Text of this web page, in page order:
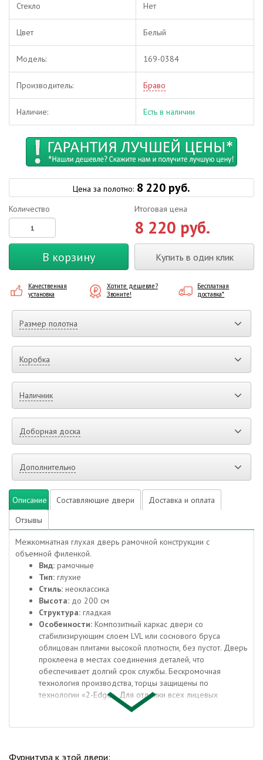
Стекло Нет
Цвет Белый
Модель: 169-0384
Производитель: Браво
Наличие: Есть в наличии
Цена за полотно: 8 220 руб.
Количество Итоговая цена
8 220 руб.
В корзину Купить в один клик
Качественная
установка
Хотите дешевле?
Звоните!
Бесплатная
доставка*
Размер полотна
Коробка
Наличник
Доборная доска
Дополнительно
Описание Составляющие двери
Доставка и оплата
Отзывы
Межкомнатная глухая дверь рамочной конструкции с
объемной филенкой.
Вид: рамочные
Тип: глухие
Стиль: неоклассика
Высота: до 200 см
Структура: гладкая
Особенности: Композитный каркас двери со
стабилизирующим слоем LVL или соснового бруса
облицован плитами высокой плотности, без пустот. Дверь
проклеена в местах соединения деталей, что
обеспечивает долгий срок службы. Бескромочная
технология производства, торцы защищены по
технологии «2-Edge». Для отделки всех лицевых
поверхностей применяется влагостойкий PUR-клей
стали надежно фиксирует детали двери в 8 точках (в
Отделка:ПЭТ - инновационное покрытие c гладкой и
Фурнитура к этой двери: